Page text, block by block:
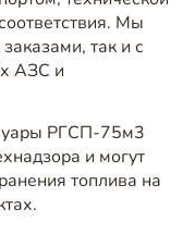
Мы
так и с
АЗС и
РГСП-75м3
и могут
топлива на